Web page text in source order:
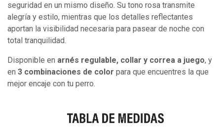
seguridad en un mismo diseño. Su tono rosa transmite
alegría y estilo, mientras que los detalles reflectantes
aportan la visibilidad necesaria para pasear de noche con
total tranquilidad.
Disponible en arnés regulable, collar y correa a juego, y
en 3 combinaciones de color para que encuentres la que
mejor encaje con tu perro.